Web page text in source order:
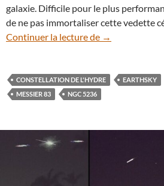
galaxie. Difficile pour le plus
de ne pas immortaliser cette vedette
Continuer la lecture de Zoom sur
→
CONSTELLATION DE L'HYDRE EARTHSKY
MESSIER 83
NGC 5236